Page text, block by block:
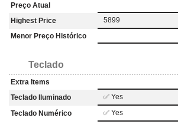
Preço Atual
Highest Price
5899
Menor Preço Histórico
Teclado
Extra Items
Teclado Iluminado
✅ Yes
Teclado Numérico
✅ Yes